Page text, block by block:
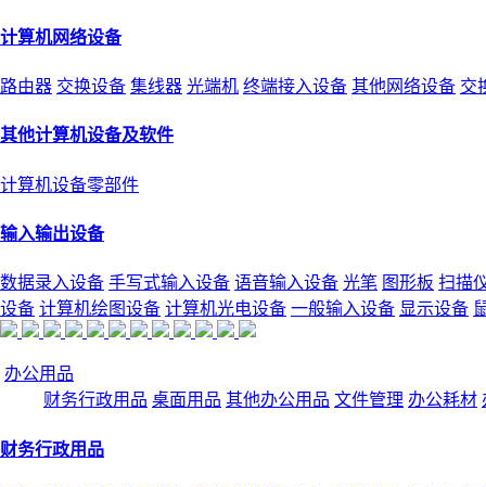
计算机网络设备
路由器 交换设备 集线器 光端机 终端接入设备 其他网络设备 交
其他计算机设备及软件
计算机设备零部件
输入输出设备
数据录入设备 手写式输入设备 语音输入设备 光笔 图形板 扫描
设备 计算机绘图设备 计算机光电设备 一般输入设备 显示设备
办公用品
财务行政用品 桌面用品 其他办公用品 文件管理 办公耗材
财务行政用品